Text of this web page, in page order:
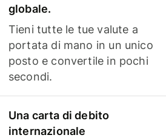
globale.
Tieni tutte le tue valute a
portata di mano in un unico
posto e convertile in pochi
secondi.
Una carta di debito
internazionale